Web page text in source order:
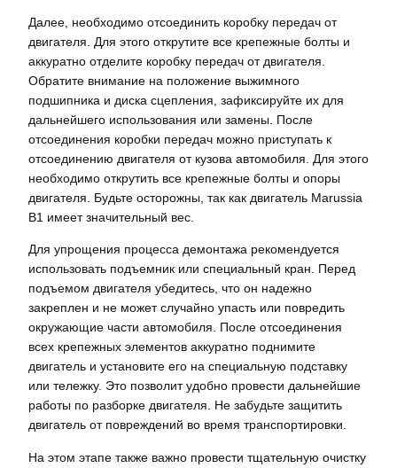
Далее, необходимо отсоединить коробку передач от
двигателя. Для этого открутите все крепежные болты и
аккуратно отделите коробку передач от двигателя.
Обратите внимание на положение выжимного
подшипника и диска сцепления, зафиксируйте их для
дальнейшего использования или замены. После
отсоединения коробки передач можно приступать к
отсоединению двигателя от кузова автомобиля. Для этого
необходимо открутить все крепежные болты и опоры
двигателя. Будьте осторожны, так как двигатель Marussia
B1 имеет значительный вес.
Для упрощения процесса демонтажа рекомендуется
использовать подъемник или специальный кран. Перед
подъемом двигателя убедитесь, что он надежно
закреплен и не может случайно упасть или повредить
окружающие части автомобиля. После отсоединения
всех крепежных элементов аккуратно поднимите
двигатель и установите его на специальную подставку
или тележку. Это позволит удобно провести дальнейшие
работы по разборке двигателя. Не забудьте защитить
двигатель от повреждений во время транспортировки.
На этом этапе также важно провести тщательную очистку